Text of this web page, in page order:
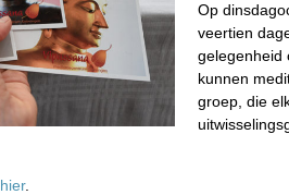
Op
veertien
gelegenheid
kunnen
groep, die
hier.